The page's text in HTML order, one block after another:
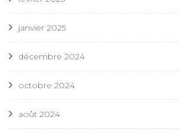
janvier 2025
décembre 2024
octobre 2024
août 2024